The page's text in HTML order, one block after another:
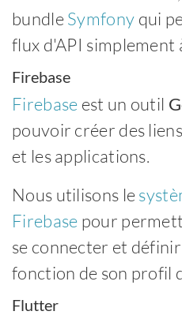
bundleSymfony qui
flux d'API simplement
Firebase
Firebase est un outil
pouvoir créer des
et les applications.
Nous utilisons le
Firebase pour
se connecter et
fonction de son profil
Flutter